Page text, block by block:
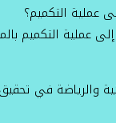
عملية التكميم؟
عملية التكميم
والرياضة في